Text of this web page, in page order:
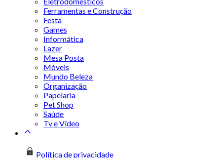
Ferramentas e Construção
Festa
Games
Informática
Lazer
Mesa Posta
Móveis
Mundo Beleza
Organização
Papelaria
Pet Shop
Saúde
Tv e Vídeo
Política de privacidade